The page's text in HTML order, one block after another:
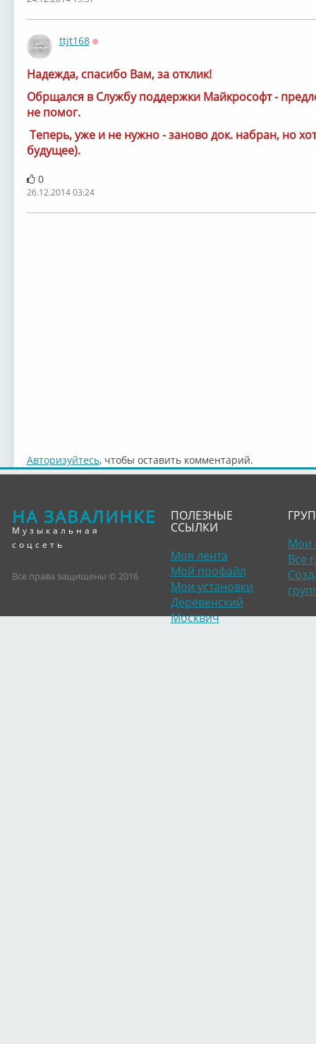
ttjt168
Надежда, спасибо Вам, за отклик!
Обрщался в Службу поддержки Майкрософт -
не помог.
Теперь, уже и не нужно - заново док. набран, но
будущее).
0
26.12.2014 03:24
Авторизуйтесь, чтобы оставить комментарий.
НА ЗАВАЛИНКЕ
Музыкальная
соцсеть
Все права защищены © 2016
ПОЛЕЗНЫЕ
ССЫЛКИ
Моя лента
Мой профайл
Мои установки
Деревенский
Москвич
Мои
Все